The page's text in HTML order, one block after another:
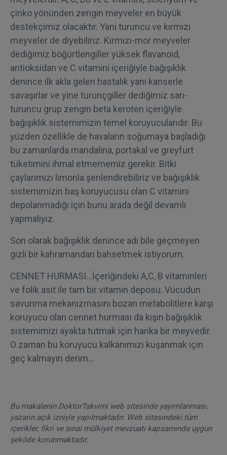
çinko yönünden zengin meyveler en büyük
destekçimiz olacaktır. Yani turuncu ve kırmızı
meyveler de diyebiliriz. Kırmızı-mor meyveler
dediğimiz böğürtlengiller yüksek flavanoid,
antioksidan ve C vitamini içeriğiyle bağışıklık
denince ilk akla gelen hastalık yani kanserle
savaşırlar ve yine turunçgiller dediğimiz sarı-
turuncu grup zengin beta keroten içeriğiyle
bağışıklık sistemimizin temel koruyucularıdır. Bu
yüzden özellikle de havaların soğumaya başladığı
bu zamanlarda mandalina, portakal ve greyfurt
tüketimini ihmal etmememiz gerekir. Bitki
çaylarımızı limonla şenlendirebiliriz ve bağışıklık
sistemimizin baş koruyucusu olan C vitamini
depolanmadığı için bunu arada değil devamlı
yapmalıyız.
Son olarak bağışıklık denince adı bile geçmeyen
gizli bir kahramandan bahsetmek istiyorum.
CENNET HURMASI…İçeriğindeki A,C, B vitaminleri
ve folik asit ile tam bir vitamin deposu. Vücudun
savunma mekanizmasını bozan metabolitlere karşı
koruyucu olan cennet hurması da kışın bağışıklık
sistemimizi ayakta tutmak için harika bir meyvedir.
O zaman bu koruyucu kalkanımızı kuşanmak için
geç kalmayın derim…
Bu makalenin DoktorTakvimi web sitesinde yayımlanması,
yazarın açık izniyle yapılmaktadır. Web sitesindeki tüm
içerikler, fikri ve sınai mülkiyet mevzuatı kapsamında uygun
şekilde korunmaktadır.